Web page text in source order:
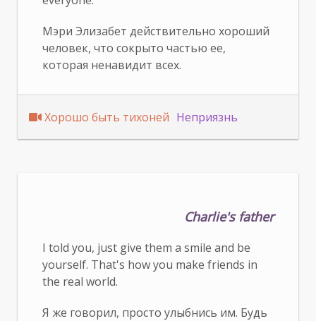
Мэри Элизабет действительно хороший
человек, что сокрыто частью ее,
которая ненавидит всех.
Хорошо быть тихоней Неприязнь
Charlie's father
I told you, just give them a smile and be
yourself. That's how you make friends in
the real world.
Я же говорил, просто улыбнись им. Будь